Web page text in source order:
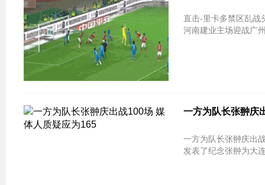
直击-里卡多禁区乱战头球吊射 建业2-0领
河南建业主场迎战广
一方为队长张翀庆
一方为队长张翀庆出战100场 媒体人质疑
发表了纪念张翀为大